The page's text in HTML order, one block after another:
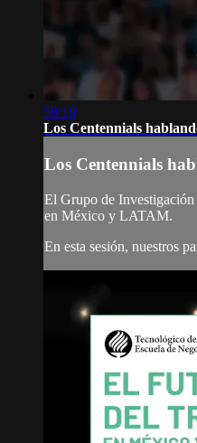
58:18
Los Centennials
Los Centennials
El Grupo de Investigación
en México y LATAM.
En esta sesión, nuestros